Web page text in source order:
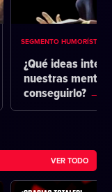
SEGMENTO HUMORÍSTICO
¿Qué ideas
nuestras mentes
conseguirlo?
VER TODO